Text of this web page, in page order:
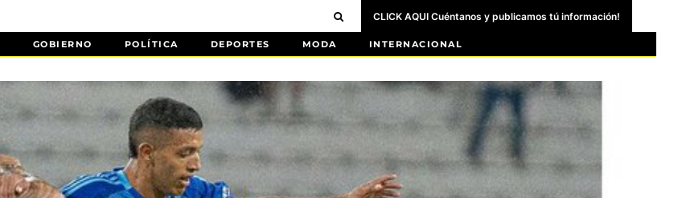
CLICK AQUI Cuéntanos y publicamos tú información!
GOBIERNO POLÍTICA DEPORTES MODA INTERNACIONAL